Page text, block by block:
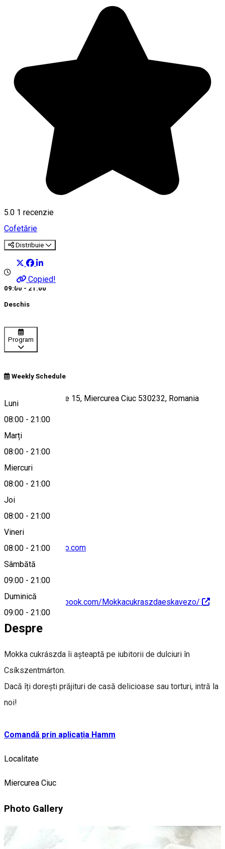
5.0 1 recenzie
Cofetărie
Distribuie
Copied!
09:00 - 21:00
Deschis
Program
Weekly Schedule
Luni
08:00 - 21:00
Marți
08:00 - 21:00
Miercuri
08:00 - 21:00
Joi
08:00 - 21:00
Vineri
08:00 - 21:00
Sâmbătă
09:00 - 21:00
Duminică
09:00 - 21:00
Strada Lunca Mare 15, Miercurea Ciuc 530232, Romania
Hartă
mokkacuki@yahoo.com
https://www.facebook.com/Mokkacukraszdaeskavezo/
Despre
Mokka cukrászda îi așteaptă pe iubitorii de dulciuri în
Csíkszentmárton.
Dacă îți dorești prăjituri de casă delicioase sau torturi, intră la
noi!
Comandă prin aplicația Hamm
Localitate
Miercurea Ciuc
Photo Gallery